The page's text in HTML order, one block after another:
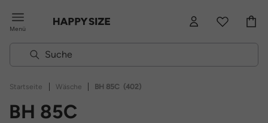
Menü
Startseite | Wäsche | BH 85C (402)
BH 85C